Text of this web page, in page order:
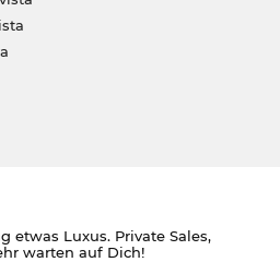
etwas Luxus. Private Sales,
warten auf Dich!